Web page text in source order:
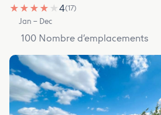
★ ★ ★ ★ ★4(17)
Jan – Dec
100 Nombre d’emplacements